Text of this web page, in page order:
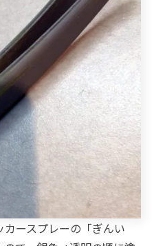
カースプレーの「ぎんい